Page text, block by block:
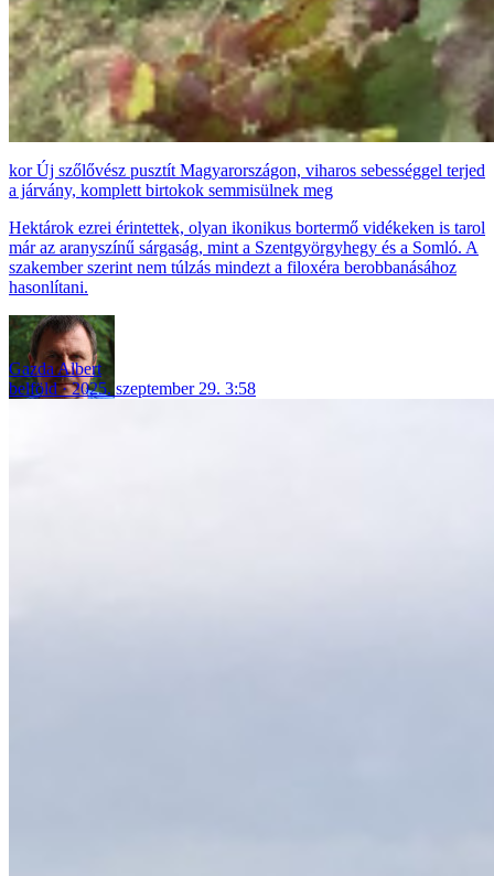
Új szőlővész pusztít Magyarországon, viharos sebességgel terjed
a járvány, komplett birtokok semmisülnek meg
Hektárok ezrei érintettek, olyan ikonikus bortermő vidékeken is tarol
már az aranyszínű sárgaság, mint a Szentgyörgyhegy és a Somló. A
szakember szerint nem túlzás mindezt a filoxéra berobbanásához
hasonlítani.
Gazda Albert
belföld
2025. szeptember 29. 3:58